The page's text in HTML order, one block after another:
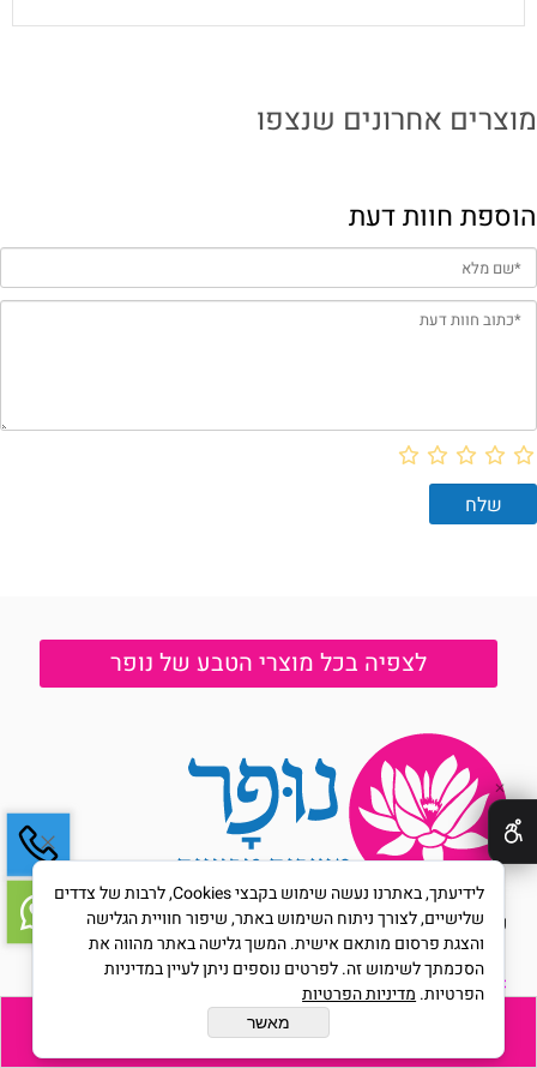
הוסף לסל
מוצרים אחרונים שנצפו
הוספת חוות דעת
לצפיה בכל מוצרי הטבע של נופר
על החברה:
>
פרופיל חברה
חנויות ונקודות מכירה
✕
לידיעתך, באתרנו נעשה שימוש בקבצי Cookies, לרבות של צדדים
שלישיים, לצורך ניתוח השימוש באתר, שיפור חוויית הגלישה
והצגת פרסום מותאם אישית. המשך גלישה באתר מהווה את
הסכמתך לשימוש זה. לפרטים נוספים ניתן לעיין במדיניות
הפרטיות. מדיניות הפרטיות
מאשר